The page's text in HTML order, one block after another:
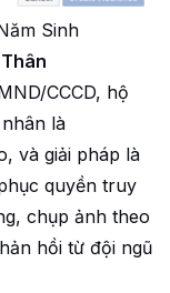
Sinh
CCCD, hộ
là
và giải pháp là
quyền truy
chụp ảnh theo
hồi từ đội ngũ